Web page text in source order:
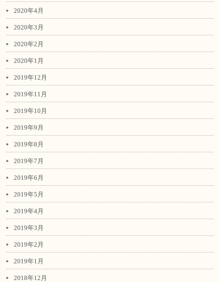
2020年4月
2020年3月
2020年2月
2020年1月
2019年12月
2019年11月
2019年10月
2019年9月
2019年8月
2019年7月
2019年6月
2019年5月
2019年4月
2019年3月
2019年2月
2019年1月
2018年12月